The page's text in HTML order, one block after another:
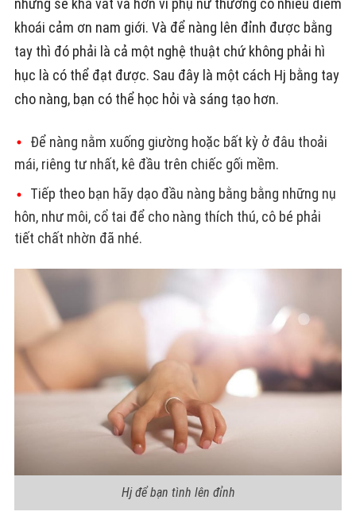
khoái cảm ơn nam giới. Và để nàng lên đỉnh được bằng
tay thì đó phải là cả một nghệ thuật chứ không phải hì
hục là có thể đạt được. Sau đây là một cách Hj bằng tay
cho nàng, bạn có thể học hỏi và sáng tạo hơn.
Để nàng nằm xuống giường hoặc bất kỳ ở đâu thoải
mái, riêng tư nhất, kê đầu trên chiếc gối mềm.
Tiếp theo bạn hãy dạo đầu nàng bằng bằng những nụ
hôn, như môi, cổ tai để cho nàng thích thú, cô bé phải
tiết chất nhờn đã nhé.
Hj để bạn tình lên đỉnh